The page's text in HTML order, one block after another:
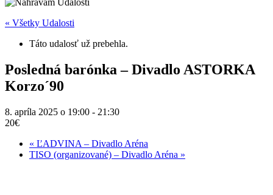
« Všetky Udalosti
Táto udalosť už prebehla.
Posledná barónka – Divadlo ASTORKA
Korzo´90
8. apríla 2025 o 19:00 - 21:30
20€
« ĽADVINA – Divadlo Aréna
TISO (organizované) – Divadlo Aréna »